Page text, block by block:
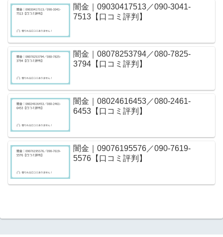
闇金｜09030417513／090-3041-
7513【口コミ評判】
闇金｜08078253794／080-7825-
3794【口コミ評判】
闇金｜08024616453／080-2461-
6453【口コミ評判】
闇金｜09076195576／090-7619-
5576【口コミ評判】